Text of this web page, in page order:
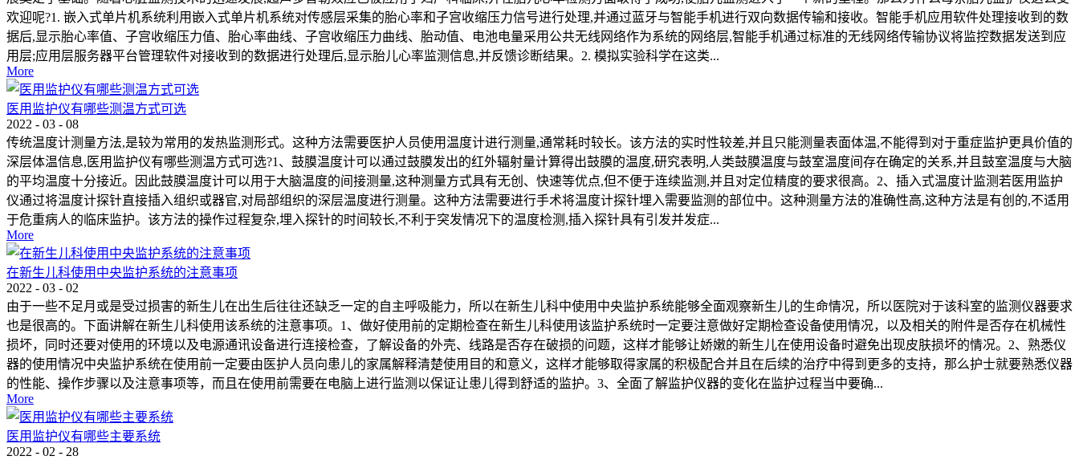
欢迎呢?1. 嵌入式单片机系统利用嵌入式单片机系统对传感层采集的胎心率和子宫收缩压力信号进行处理,并通过蓝牙与智能手机进行双向数据传输和接收。智能手机应用软件处理接收到的数
据后,显示胎心率值、子宫收缩压力值、胎心率曲线、子宫收缩压力曲线、胎动值、电池电量采用公共无线网络作为系统的网络层,智能手机通过标准的无线网络传输协议将监控数据发送到应
用层;应用层服务器平台管理软件对接收到的数据进行处理后,显示胎儿心率监测信息,并反馈诊断结果。2. 模拟实验科学在这类...
More
医用监护仪有哪些测温方式可选
2022 - 03 - 08
传统温度计测量方法,是较为常用的发热监测形式。这种方法需要医护人员使用温度计进行测量,通常耗时较长。该方法的实时性较差,并且只能测量表面体温,不能得到对于重症监护更具价值的
深层体温信息,医用监护仪有哪些测温方式可选?1、鼓膜温度计可以通过鼓膜发出的红外辐射量计算得出鼓膜的温度,研究表明,人类鼓膜温度与鼓室温度间存在确定的关系,并且鼓室温度与大脑
的平均温度十分接近。因此鼓膜温度计可以用于大脑温度的间接测量,这种测量方式具有无创、快速等优点,但不便于连续监测,并且对定位精度的要求很高。2、插入式温度计监测若医用监护
仪通过将温度计探针直接插入组织或器官,对局部组织的深层温度进行测量。这种方法需要进行手术将温度计探针埋入需要监测的部位中。这种测量方法的准确性高,这种方法是有创的,不适用
于危重病人的临床监护。该方法的操作过程复杂,埋入探针的时间较长,不利于突发情况下的温度检测,插入探针具有引发并发症...
More
在新生儿科使用中央监护系统的注意事项
2022 - 03 - 02
由于一些不足月或是受过损害的新生儿在出生后往往还缺乏一定的自主呼吸能力，所以在新生儿科中使用中央监护系统能够全面观察新生儿的生命情况，所以医院对于该科室的监测仪器要求
也是很高的。下面讲解在新生儿科使用该系统的注意事项。1、做好使用前的定期检查在新生儿科使用该监护系统时一定要注意做好定期检查设备使用情况，以及相关的附件是否存在机械性
损坏，同时还要对使用的环境以及电源通讯设备进行连接检查，了解设备的外壳、线路是否存在破损的问题，这样才能够让娇嫩的新生儿在使用设备时避免出现皮肤损坏的情况。2、熟悉仪
器的使用情况中央监护系统在使用前一定要由医护人员向患儿的家属解释清楚使用目的和意义，这样才能够取得家属的积极配合并且在后续的治疗中得到更多的支持，那么护士就要熟悉仪器
的性能、操作步骤以及注意事项等，而且在使用前需要在电脑上进行监测以保证让患儿得到舒适的监护。3、全面了解监护仪器的变化在监护过程当中要确...
More
医用监护仪有哪些主要系统
2022 - 02 - 28